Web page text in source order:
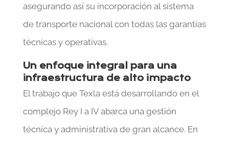
asegurando así su incorporación al sistema
de transporte nacional con todas las garantías
técnicas y operativas.
Un enfoque integral para una
infraestructura de alto impacto
El trabajo que Texla está desarrollando en el
complejo Rey I a IV abarca una gestión
técnica y administrativa de gran alcance. En